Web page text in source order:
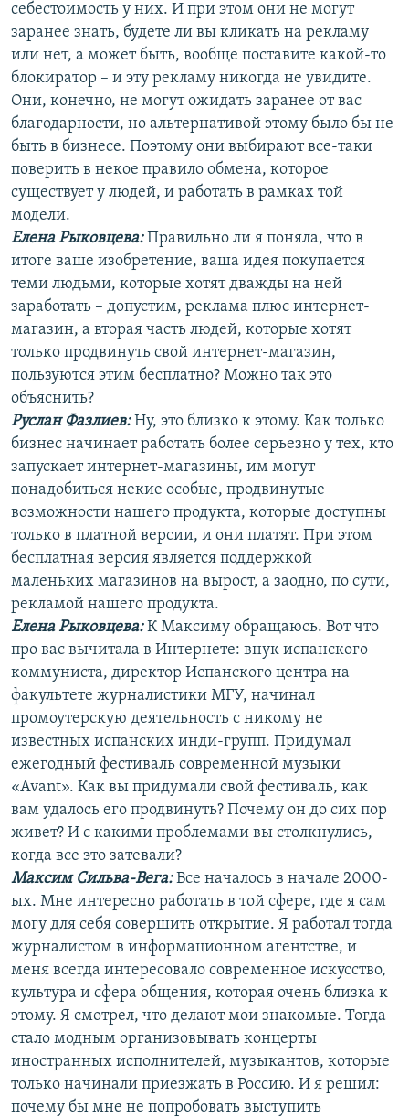
себестоимость у них. И при этом они не могут
заранее знать, будете ли вы кликать на рекламу
или нет, а может быть, вообще поставите какой-то
блокиратор – и эту рекламу никогда не увидите.
Они, конечно, не могут ожидать заранее от вас
благодарности, но альтернативой этому было бы не
быть в бизнесе. Поэтому они выбирают все-таки
поверить в некое правило обмена, которое
существует у людей, и работать в рамках той
модели.
Елена Рыковцева:Правильно ли я поняла, что в
итоге ваше изобретение, ваша идея покупается
теми людьми, которые хотят дважды на ней
заработать – допустим, реклама плюс интернет-
магазин, а вторая часть людей, которые хотят
только продвинуть свой интернет-магазин,
пользуются этим бесплатно? Можно так это
объяснить?
Руслан Фазлиев:Ну, это близко к этому. Как только
бизнес начинает работать более серьезно у тех, кто
запускает интернет-магазины, им могут
понадобиться некие особые, продвинутые
возможности нашего продукта, которые доступны
только в платной версии, и они платят. При этом
бесплатная версия является поддержкой
маленьких магазинов на вырост, а заодно, по сути,
рекламой нашего продукта.
Елена Рыковцева:К Максиму обращаюсь. Вот что
про вас вычитала в Интернете: внук испанского
коммуниста, директор Испанского центра на
факультете журналистики МГУ, начинал
промоутерскую деятельность с никому не
известных испанских инди-групп. Придумал
ежегодный фестиваль современной музыки
«Avant». Как вы придумали свой фестиваль, как
вам удалось его продвинуть? Почему он до сих пор
живет? И с какими проблемами вы столкнулись,
когда все это затевали?
Максим Сильва-Вега:Все началось в начале 2000-
ых. Мне интересно работать в той сфере, где я сам
могу для себя совершить открытие. Я работал тогда
журналистом в информационном агентстве, и
меня всегда интересовало современное искусство,
культура и сфера общения, которая очень близка к
этому. Я смотрел, что делают мои знакомые. Тогда
стало модным организовывать концерты
иностранных исполнителей, музыкантов, которые
только начинали приезжать в Россию. И я решил:
почему бы мне не попробовать выступить